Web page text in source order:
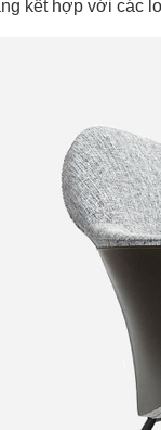
kết hợp với các